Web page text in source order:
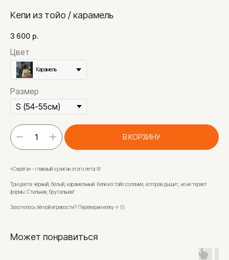
Кепи из тойо / карамель
3 600 р.
Цвет
Карамель
Размер
В КОРЗИНУ
«Серёга» - главный хулиган этого лета 💯
Три цвета: чёрный, белый, карамельный. Кепи из тойо соломки, которая дышит, но не теряет
формы. Стильная, брутальная!
Захотелось лёгкой игривости? Переверни кепку 🤌🏻
Может понравиться